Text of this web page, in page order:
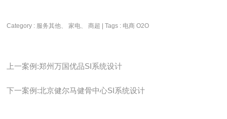
Category : 服务其他、 家电、 商超 | Tags : 电商 O2O
上一案例:郑州万国优品SI系统设计
下一案例:北京健尔马健骨中心SI系统设计